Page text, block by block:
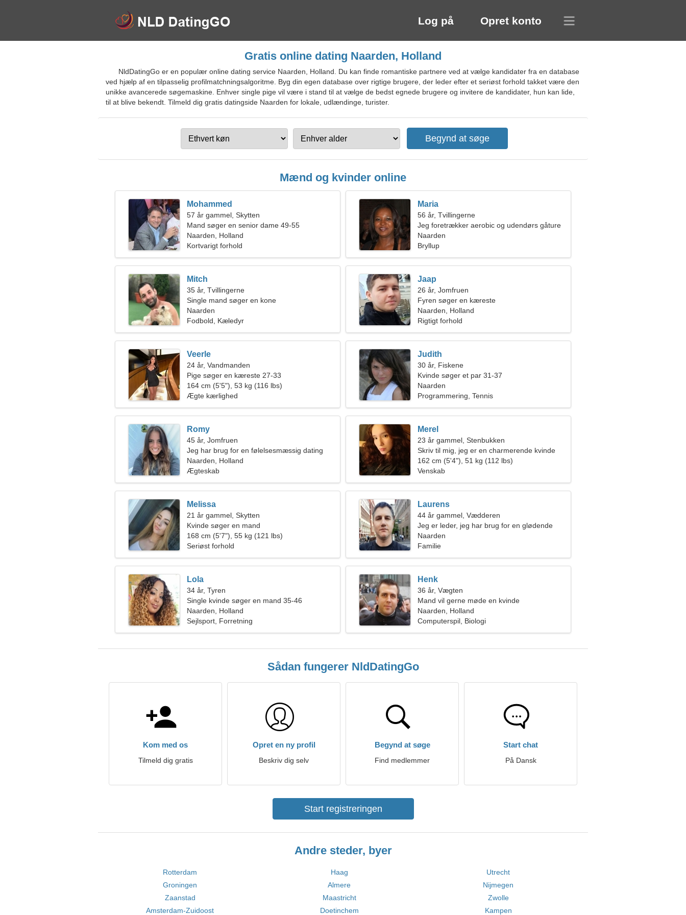
Log på Opret konto
Gratis online dating Naarden, Holland
NldDatingGo er en populær online dating service Naarden, Holland. Du kan finde romantiske partnere ved at vælge kandidater fra en database
ved hjælp af en tilpasselig profilmatchningsalgoritme. Byg din egen database over rigtige brugere, der leder efter et seriøst forhold takket være den
unikke avancerede søgemaskine. Enhver single pige vil være i stand til at vælge de bedst egnede brugere og invitere de kandidater, hun kan lide,
til at blive bekendt. Tilmeld dig gratis datingside Naarden for lokale, udlændinge, turister.
Mænd og kvinder online
Mohammed
57 år gammel, Skytten
Mand søger en senior dame 49-55
Naarden, Holland
Kortvarigt forhold
Maria
56 år, Tvillingerne
Jeg foretrækker aerobic og udendørs gåture
Naarden
Bryllup
Mitch
35 år, Tvillingerne
Single mand søger en kone
Naarden
Fodbold, Kæledyr
Jaap
26 år, Jomfruen
Fyren søger en kæreste
Naarden, Holland
Rigtigt forhold
Veerle
24 år, Vandmanden
Pige søger en kæreste 27-33
164 cm (5'5"), 53 kg (116 lbs)
Ægte kærlighed
Judith
30 år, Fiskene
Kvinde søger et par 31-37
Naarden
Programmering, Tennis
Romy
45 år, Jomfruen
Jeg har brug for en følelsesmæssig dating
ven
Naarden, Holland
Ægteskab
Merel
23 år gammel, Stenbukken
Skriv til mig, jeg er en charmerende kvinde
162 cm (5'4"), 51 kg (112 lbs)
Venskab
Melissa
21 år gammel, Skytten
Kvinde søger en mand
168 cm (5'7"), 55 kg (121 lbs)
Seriøst forhold
Laurens
44 år gammel, Vædderen
Jeg er leder, jeg har brug for en glødende
kvinde
Naarden
Familie
Lola
34 år, Tyren
Single kvinde søger en mand 35-46
Naarden, Holland
Sejlsport, Forretning
Henk
36 år, Vægten
Mand vil gerne møde en kvinde
Naarden, Holland
Computerspil, Biologi
Sådan fungerer NldDatingGo
Kom med os
Tilmeld dig gratis
Opret en ny profil
Beskriv dig selv
Begynd at søge
Find medlemmer
Start chat
På Dansk
Start registreringen
Andre steder, byer
Rotterdam Haag
Utrecht
Groningen
Almere
Nijmegen
Zaanstad
Maastricht
Zwolle
Amsterdam-Zuidoost
Doetinchem Kampen